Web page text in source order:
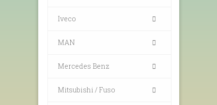
Iveco
MAN
Mercedes Benz
Mitsubishi / Fuso